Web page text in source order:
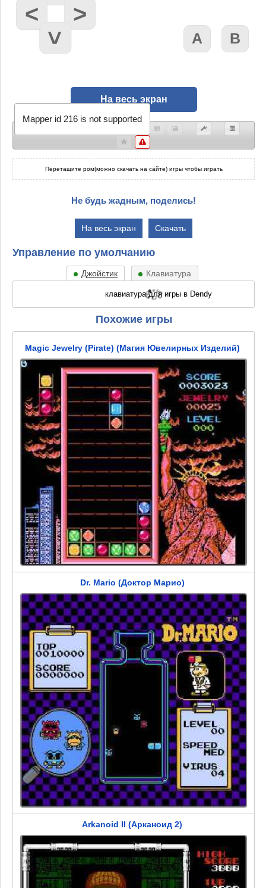
На весь экран
Перетащите ром(можно скачать на сайте) игры чтобы играть
Не будь жадным, поделись!
На весь экран Скачать
Управление по умолчанию
Джойстик Клавиатура
Похожие игры
Magic Jewelry (Pirate) (Магия Ювелирных Изделий)
Dr. Mario (Доктор Марио)
Arkanoid II (Арканоид 2)
Mapper id 216 is not supported